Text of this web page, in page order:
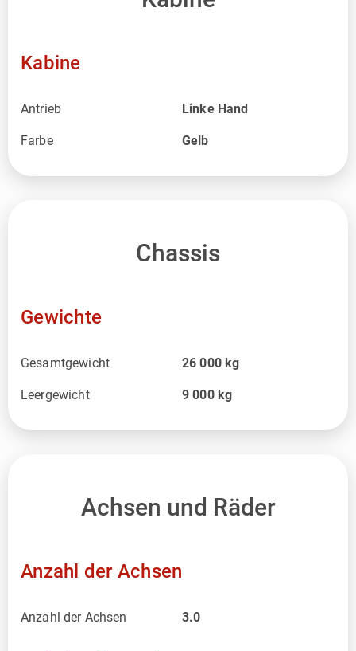
Kabine
Antrieb Linke Hand
Farbe Gelb
Chassis
Gewichte
Gesamtgewicht 26 000 kg
Leergewicht 9 000 kg
Achsen und Räder
Anzahl der Achsen
Anzahl der Achsen 3.0